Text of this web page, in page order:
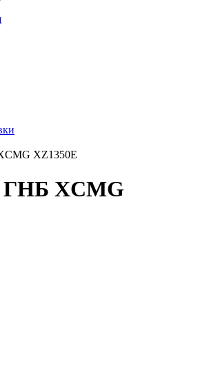
XZ1350E
ГНБ XCMG